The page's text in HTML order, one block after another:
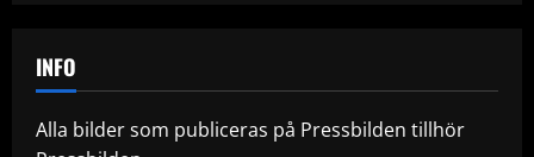
INFO
Alla bilder som publiceras på Pressbilden tillhör